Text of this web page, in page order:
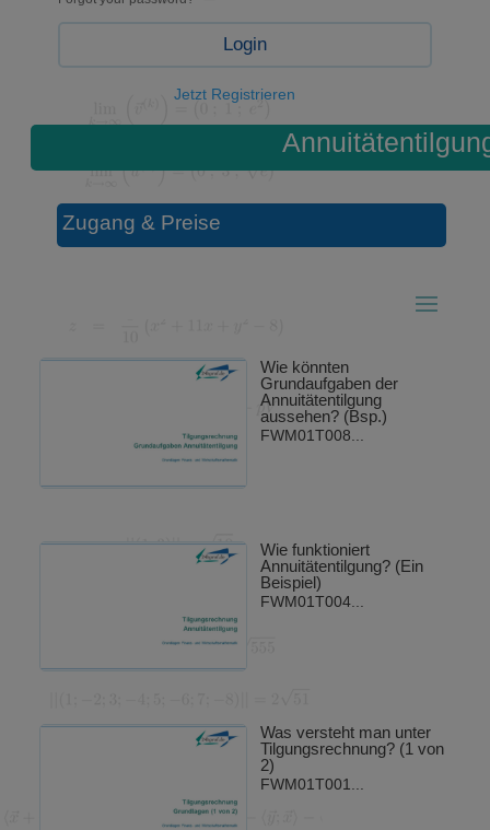
Login
Jetzt Registrieren
Zugang & Preise
Wie könnten
Grundaufgaben der
Annuitätentilgung
aussehen? (Bsp.)
FWM01T008...
Wie funktioniert
Annuitätentilgung? (Ein
Beispiel)
FWM01T004...
Was versteht man unter
Tilgungsrechnung? (1 von
2)
FWM01T001...